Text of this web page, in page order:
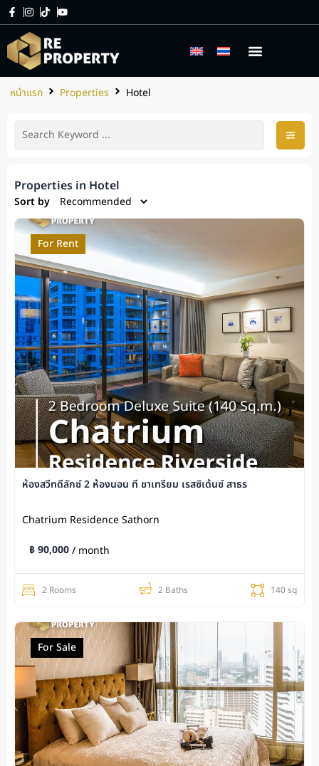
หน้าแรก Properties Hotel
Properties in Hotel
Sort by
For Rent
ห้องสวีทดีลักซ์ 2 ห้องนอน ที่ ชาเทรียม เรสซิเด้นซ์ สาธร
Chatrium Residence Sathorn
฿ 90,000/ month
2 Rooms 2 Baths 140 sq
For Sale